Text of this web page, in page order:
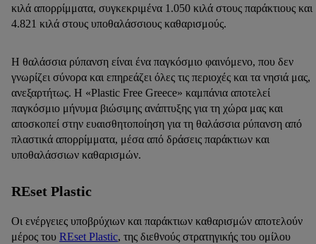
κιλά απορρίμματα, συγκεκριμένα 1.050 κιλά στους παράκτιους και
4.821 κιλά στους υποθαλάσσιους καθαρισμούς.
H θαλάσσια ρύπανση είναι ένα παγκόσμιο φαινόμενο, που δεν
γνωρίζει σύνορα και επηρεάζει όλες τις περιοχές και τα νησιά μας,
ανεξαρτήτως. Η «Plastic Free Greece» καμπάνια αποτελεί
παγκόσμιο μήνυμα βιώσιμης ανάπτυξης για τη χώρα μας και
αποσκοπεί στην ευαισθητοποίηση για τη θαλάσσια ρύπανση από
πλαστικά απορρίμματα, μέσα από δράσεις παράκτιων και
υποθαλάσσιων καθαρισμών.
REset Plastic
Οι ενέργειες υποβρύχιων και παράκτιων καθαρισμών αποτελούν
μέρος του REset Plastic, της διεθνούς στρατηγικής του ομίλου